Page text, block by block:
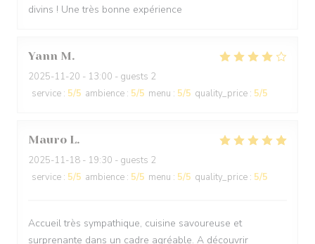
divins ! Une très bonne expérience
Yann M
2025-11-20 - 13:00 - guests 2
service : 5/5 ambience : 5/5 menu : 5/5 quality_price : 5/5
Mauro L
2025-11-18 - 19:30 - guests 2
service : 5/5 ambience : 5/5 menu : 5/5 quality_price : 5/5
Accueil très sympathique, cuisine savoureuse et
surprenante dans un cadre agréable. A découvrir